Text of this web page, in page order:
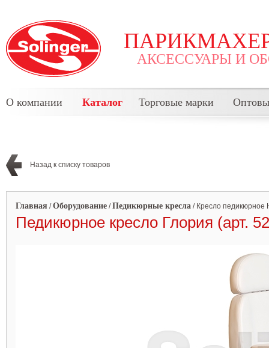
АКСЕССУАРЫ И
О компании Каталог Торговые марки
Назад к списку товаров
Главная /Оборудование /Педикюрные кресла / Кресло педикюрное
Педикюрное кресло Глория (арт.